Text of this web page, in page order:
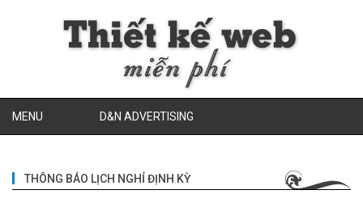
MENU D&N ADVERTISING
THÔNG BÁO LỊCH NGHỈ ĐỊNH KỲ